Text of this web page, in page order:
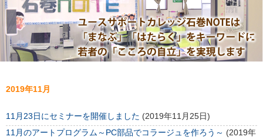
2019年11月
11月23日にセミナーを開催しました (2019年11月25日)
11月のアートプログラム～PC部品でコラージュを作ろう～ (2019年